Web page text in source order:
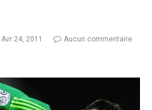
Avr 24, 2011
Aucun commentaire